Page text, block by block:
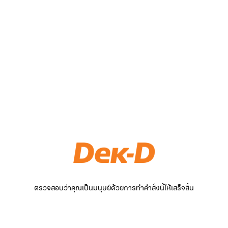
ตรวจสอบว่าคุณเป็นมนุษย์ด้วยการทำคำสั่งนี้ให้เสร็จสิ้น